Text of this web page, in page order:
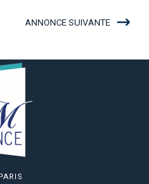
ANNONCE SUIVANTE